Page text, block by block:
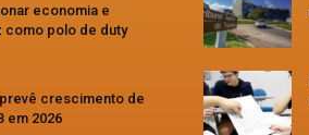
economia e
como polo de duty
crescimento de
em 2026